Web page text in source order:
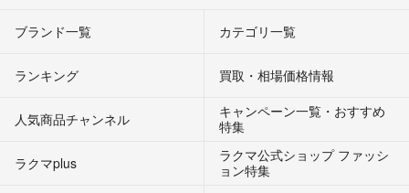
ブランド一覧 カテゴリ一覧
ランキング 買取・相場価格情報
人気商品チャンネル
キャンペーン一覧・おすすめ
特集
ラクマplus
ラクマ公式ショップ ファッシ
ョン特集